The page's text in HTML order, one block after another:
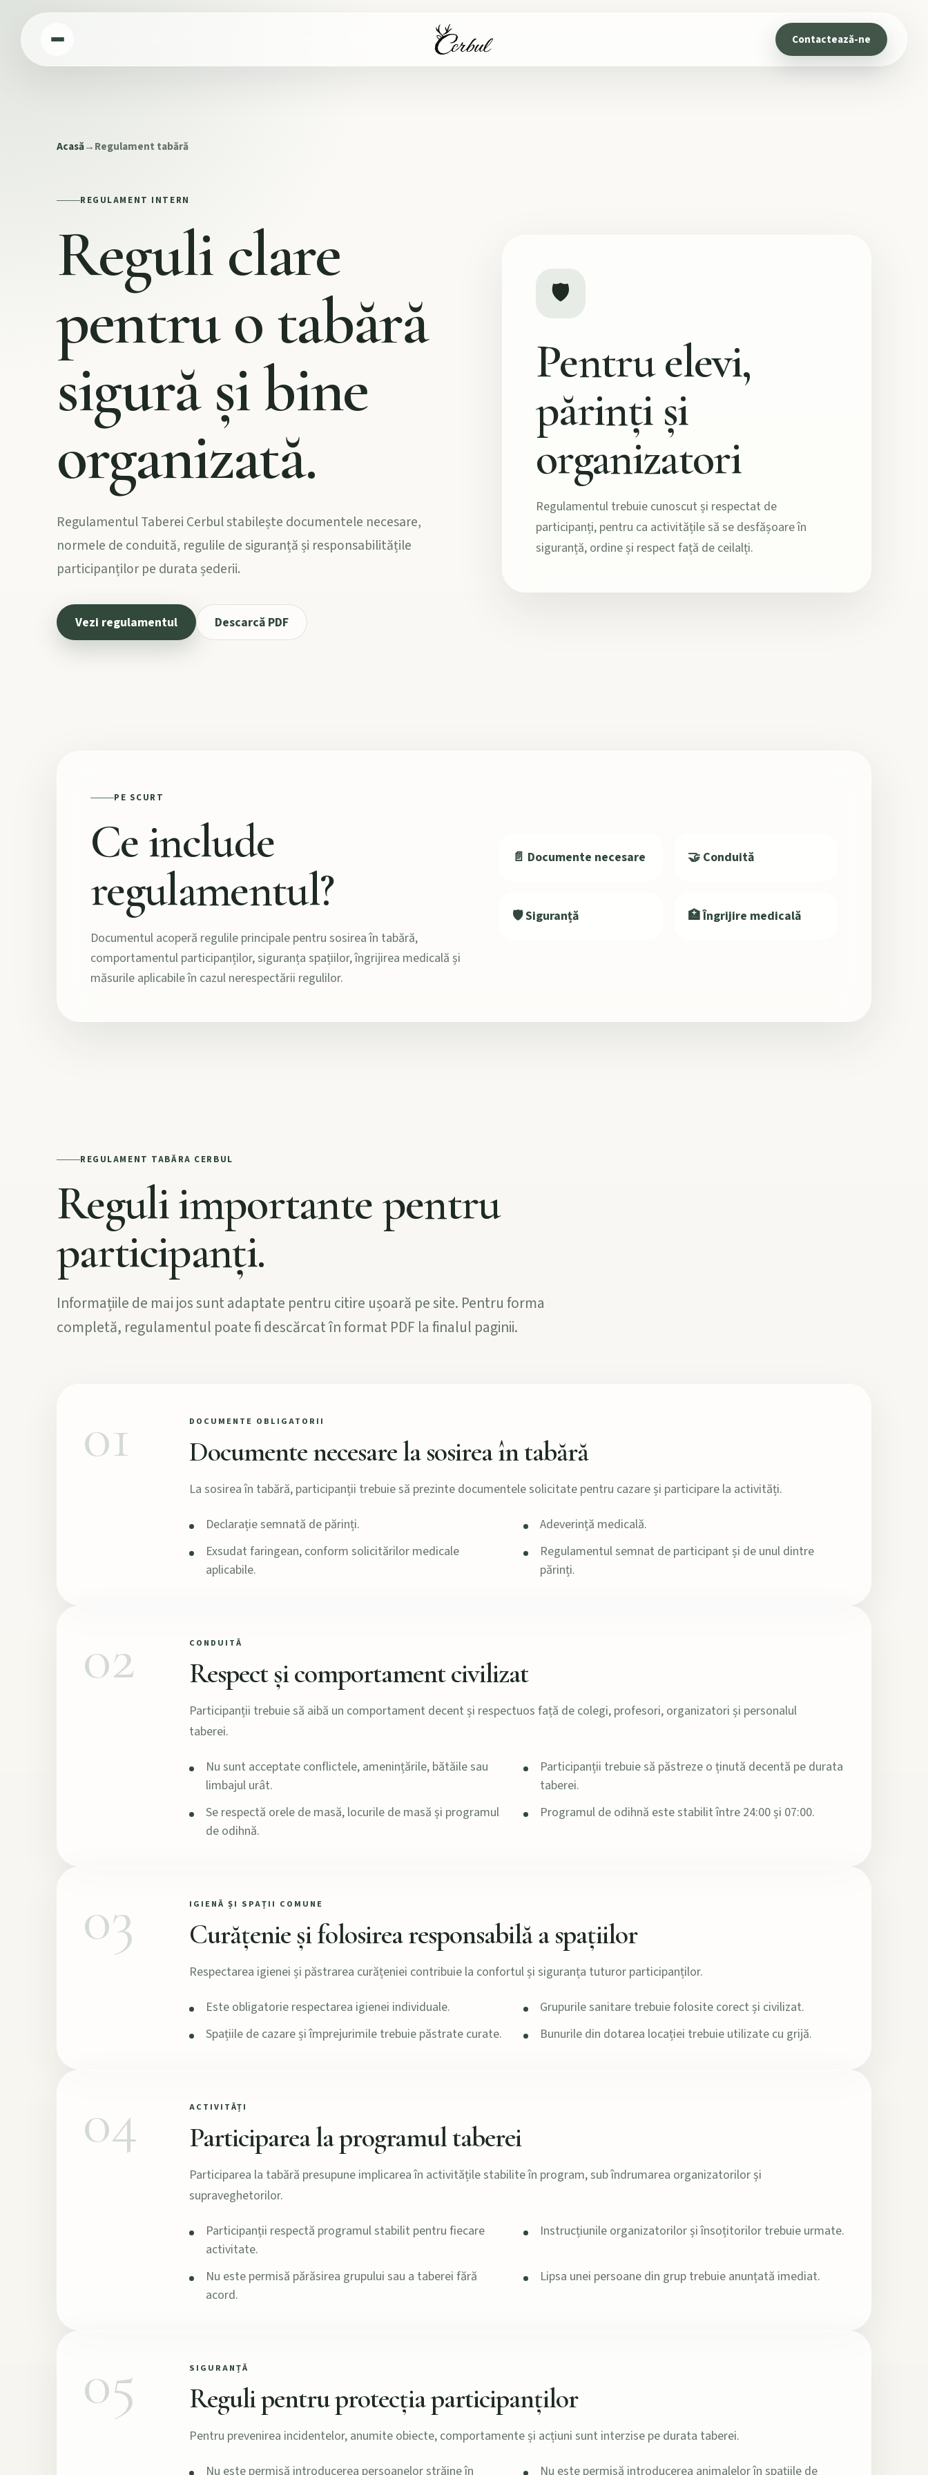
Contactează-ne
Acasă→Regulament tabără
REGULAMENT INTERN
Reguli clare
pentru o tabără
sigură și bine
organizată.
Regulamentul Taberei Cerbul stabilește documentele necesare,
normele de conduită, regulile de siguranță și responsabilitățile
participanților pe durata șederii.
Vezi regulamentul Descarcă PDF
🛡️
Pentru elevi,
părinți și
organizatori
Regulamentul trebuie cunoscut și respectat de
participanți, pentru ca activitățile să se desfășoare în
siguranță, ordine și respect față de ceilalți.
PE SCURT
Ce include
regulamentul?
Documentul acoperă regulile principale pentru sosirea în tabără,
comportamentul participanților, siguranța spațiilor, îngrijirea medicală și
măsurile aplicabile în cazul nerespectării regulilor.
📄 Documente necesare 🤝 Conduită
🛡️ Siguranță 🏥 Îngrijire medicală
REGULAMENT TABĂRA CERBUL
Reguli importante pentru
participanți.
Informațiile de mai jos sunt adaptate pentru citire ușoară pe site. Pentru forma
completă, regulamentul poate fi descărcat în format PDF la finalul paginii.
01 DOCUMENTE OBLIGATORII
Documente necesare la sosirea în tabără
La sosirea în tabără, participanții trebuie să prezinte documentele solicitate pentru cazare și participare la activități.
Declarație semnată de părinți.
Adeverință medicală.
Exsudat faringean, conform solicitărilor medicale
aplicabile.
Regulamentul semnat de participant și de unul dintre
părinți.
02 CONDUITĂ
Respect și comportament civilizat
Participanții trebuie să aibă un comportament decent și respectuos față de colegi, profesori, organizatori și personalul
taberei.
Nu sunt acceptate conflictele, amenințările, bătăile sau
limbajul urât.
Participanții trebuie să păstreze o ținută decentă pe durata
taberei.
Se respectă orele de masă, locurile de masă și programul
de odihnă.
Programul de odihnă este stabilit între 24:00 și 07:00.
03 IGIENĂ ȘI SPAȚII COMUNE
Curățenie și folosirea responsabilă a spațiilor
Respectarea igienei și păstrarea curățeniei contribuie la confortul și siguranța tuturor participanților.
Este obligatorie respectarea igienei individuale.
Grupurile sanitare trebuie folosite corect și civilizat.
Spațiile de cazare și împrejurimile trebuie păstrate curate.
Bunurile din dotarea locației trebuie utilizate cu grijă.
04 ACTIVITĂȚI
Participarea la programul taberei
Participarea la tabără presupune implicarea în activitățile stabilite în program, sub îndrumarea organizatorilor și
supraveghetorilor.
Participanții respectă programul stabilit pentru fiecare
activitate.
Instrucțiunile organizatorilor și însoțitorilor trebuie urmate.
Nu este permisă părăsirea grupului sau a taberei fără
acord.
Lipsa unei persoane din grup trebuie anunțată imediat.
05 SIGURANȚĂ
Reguli pentru protecția participanților
Pentru prevenirea incidentelor, anumite obiecte, comportamente și acțiuni sunt interzise pe durata taberei.
Nu este permisă introducerea persoanelor străine în Nu este permisă introducerea animalelor în spațiile de